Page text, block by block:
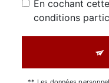
En cochant
conditions